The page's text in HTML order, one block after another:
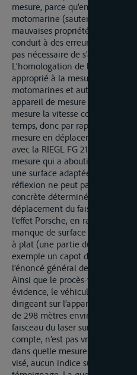
mesure, parce qu’en raison des
motomarine (sauter sur l’eau à
mauvaises propriétés de
conduit à des erreurs de mesure
pas nécessaire de s’approfondir
L’homologation de l’appareil
approprié à la mesure de la
motomarines et autres petits
appareil de mesure au laser, tel
mesure la vitesse comme
temps, donc par rapport à
mesure en déplacement
avec la RIEGL FG 21-PS
mesure qui a abouti.
une surface adaptée à la
réflexion ne peut pas avoir été
concrète déterminée puisse
déplacement du faisceau – ainsi
l’effet Porsche, en raison de la
manque de surface plane de
à plat (une partie du véhicule
exemple un capot de moteur),
l’énoncé général de la question
Ainsi que le procès-verbal de la
évidence, le véhicule a été
dirigeant sur l’appareil de
de 298 mètres environ. Qu’en
faisceau du laser sur la surface
compte, n’est pas
dans quelle mesure le policier
visé, aucun indice sur ce sujet